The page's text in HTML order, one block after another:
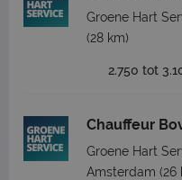
Groene Hart
(28 km)
2.750 tot
Chauffeur
Groene Hart
Amsterdam (26